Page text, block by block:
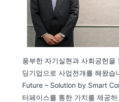
풍부한 자기실현과 사회공헌을
딩기업으로 사업전개를 해왔
Future – Solution by Smart
터페이스를 통한 가치를 제공